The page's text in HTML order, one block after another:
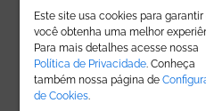
Este site usa cookies para garantir
você obtenha uma melhor
Para mais detalhes acesse nossa
Política de Privacidade. Conheça
também nossa página de
de Cookies.